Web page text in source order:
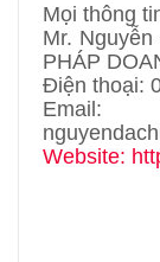
Mọi thông
Mr.
PHÁP
Điện thoại:
Email:
Website: